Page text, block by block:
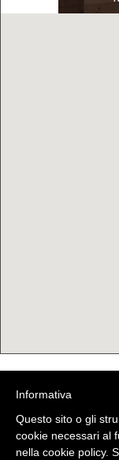
(C) La Valtellina
Informativa
Questo sito o gli
cookie necessari al
nella cookie policy.